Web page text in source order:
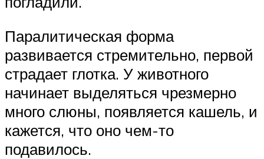
Паралитическая форма
развивается стремительно, первой
страдает глотка. У животного
начинает выделяться чрезмерно
много слюны, появляется кашель, и
кажется, что оно чем-то
подавилось.